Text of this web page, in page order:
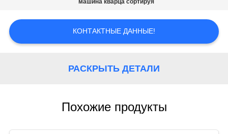
PRIVACY
машина кварца сортируя
КОНТАКТНЫЕ ДАННЫЕ!
РАСКРЫТЬ ДЕТАЛИ
Похожие продукты